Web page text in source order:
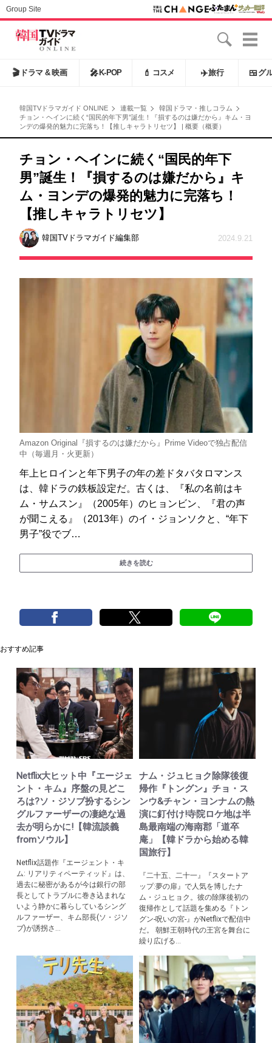
Group Site
🎬 ドラマ & 映画 🎤 K-POP 💄 コスメ ✈️旅行 🍱 グ
韓国TVドラマガイド ONLINE 連載一覧
韓国ドラマ・推しコラム
チョン・ヘインに続く“国民的年下男”誕生！『損するのは嫌だから』キム・ヨ
ンデの爆発的魅力に完落ち！【推しキャラトリセツ】 | 概要（概要）
チョン・ヘインに続く“国民的年下
男”誕生！『損するのは嫌だから』キ
ム・ヨンデの爆発的魅力に完落ち！
【推しキャラトリセツ】
韓国TVドラマガイド編集部 2024.9.21
Amazon Original『損するのは嫌だから』Prime Videoで独占配信
中（毎週月・火更新）
年上ヒロインと年下男子の年の差ドタバタロマンス
は、韓ドラの鉄板設定だ。古くは、『私の名前はキ
ム・サムスン』（2005年）のヒョンビン、『君の声
が聞こえる』（2013年）のイ・ジョンソクと、“年下
男子”役でブ…
続きを読む
おすすめ記事
Netflix大ヒット中『エージェ
ント・キム』序盤の見どこ
ろは?ソ・ジソブ扮するシン
グルファーザーの凄絶な過
去が明らかに!【韓流談義
fromソウル】
Netflix話題作『エージェント・キ
ム: リアリティペーティッド』は、
過去に秘密があるが今は銀行の部
長としてトラブルに巻き込まれな
いよう静かに暮らしているシング
ルファーザー、キム部長(ソ・ジソ
ブ)が誘拐さ...
ナム・ジュヒョク除隊後復
帰作『トングン』チョ・ス
ンウ&チャン・ヨンナムの熱
演に釘付け!寺院ロケ地は半
島最南端の海南郡「道卒
庵」【韓ドラから始める韓
国旅行】
『二十五、二十一』『スタートア
ップ:夢の扉』で人気を博したナ
ム・ジュヒョク。彼の除隊後初の
復帰作として話題を集める『トン
グン-呪いの宮-』がNetflixで配信中
だ。 朝鮮王朝時代の王宮を舞台に
繰り広げる...